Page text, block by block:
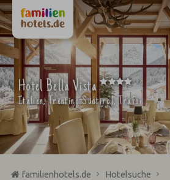
Hotel Bella Vista ****
Italien, Trentino-Südtirol, Trafoi
familienhotels.de
Hotelsuche